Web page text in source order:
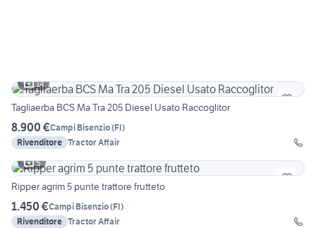
14
Tagliaerba BCS Ma Tra 205 Diesel Usato Raccoglitor
8.900 €Campi Bisenzio(FI)
Rivenditore Tractor Affair
5
Ripper agrim 5 punte trattore frutteto
1.450 €Campi Bisenzio(FI)
Rivenditore Tractor Affair